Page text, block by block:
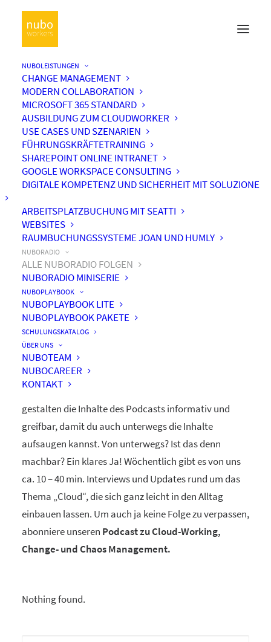
NUBOLEISTUNGEN
CHANGE MANAGEMENT
MODERN COLLABORATION
MICROSOFT 365 STANDARD
AUSBILDUNG ZUM CLOUDWORKER
USE CASES UND SZENARIEN
FÜHRUNGSKRÄFTETRAINING
SHAREPOINT ONLINE INTRANET
GOOGLE WORKSPACE CONSULTING
DIGITALE KOMPETENZ UND SICHERHEIT MIT SOLUZIONE
ARBEITSPLATZBUCHUNG MIT SEATTI
WEBSITES
RAUMBUCHUNGSSYSTEME JOAN UND HUMLY
NUBORADIO
ALLE NUBORADIO FOLGEN
NUBORADIO MINISERIE
NUBOPLAYBOOK
NUBOPLAYBOOK LITE
NUBOPLAYBOOK PAKETE
SCHULUNGSKATALOG
ÜBER UNS
NUBOTEAM
NUBOCAREER
KONTAKT
by nuboworkers GmbH
Herzlich Willkommen! Du hast nuboRadio – unseren
ganz eigenenPodcast zur Digitalisierung
Unsere beiden Moderatoren Dominique und Markus
gestalten die Inhalte des Podcasts informativ und
greifbar, damit du auch unterwegs die Inhalte
aufsaugen kannst. Von unterwegs? Ist das denn
machbar? Ein klares Ja! Wöchentlich gibt es von uns
ca. 10 – 40 min. Interviews und Updates rund um das
Thema „Cloud“, die sich ganz leicht in den Alltag
einbauen lassen. Um auch ja keine Folge zu verpassen,
abonniere unseren Podcast zu Cloud-Working,
Change- und Chaos Management.
Nothing found.